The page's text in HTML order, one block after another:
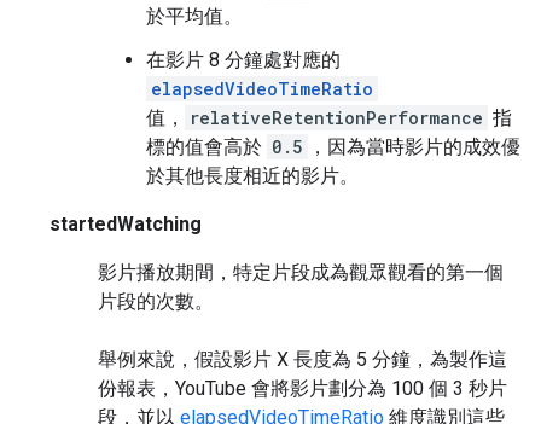
於平均值。
在影片 8 分鐘處對應的
elapsedVideoTimeRatio
值，
relativeRetentionPerformance 指
標的值會高於 0.5
，因為當時影片的成效優
於其他長度相近的影片。
startedWatching
影片播放期間，特定片段成為觀眾觀看的第一個
片段的次數。
舉例來說，假設影片 X 長度為 5 分鐘，為製作這
份報表，YouTube 會將影片劃分為 100 個 3 秒片
段，並以 elapsedVideoTimeRatio 維度識別這些